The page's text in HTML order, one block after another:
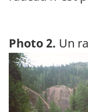
Photo 2. Un
Image